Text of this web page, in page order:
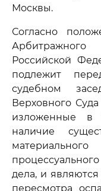
Москвы.
Согласно
Арбитражного
Российской
подлежит
судебном
Верховного
изложенные в
наличие
дела, и
пересмотра